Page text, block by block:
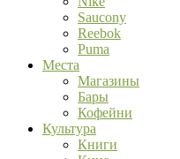
Saucony
Reebok
Puma
Места
Магазины
Бары
Кофейни
Культура
Книги